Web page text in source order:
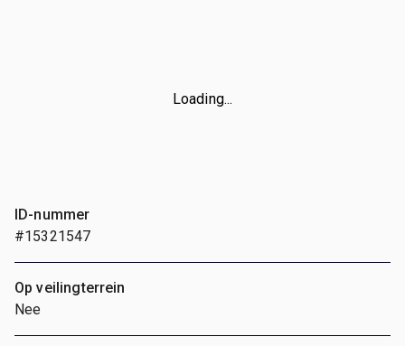
Loading...
ID-nummer
#15321547
Op veilingterrein
Nee